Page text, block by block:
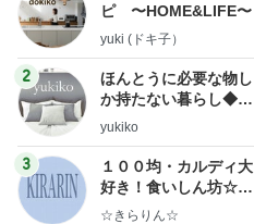
ピ 〜HOME&LIFE〜
yuki (ドキ子）
2
ほんとうに必要な物し
か持たない暮らし◆Ke
ep Life Simple◆〜イ
yukiko
3
１００均・カルディ大
好き！食いしん坊☆き
らりん☆のブログ
☆きらりん☆